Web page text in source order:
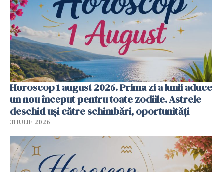
Horoscop 1 august 2026. Prima zi a lunii aduce
un nou început pentru toate zodiile. Astrele
deschid uși către schimbări, oportunități
31 IULIE 2026